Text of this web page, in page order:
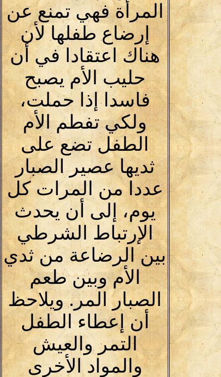
المرأة فهي تمنع عن
إرضاع طفلها لأن
هناك اعتقادا في أن
حليب الأم يصبح
فاسدا إذا حملت،
ولكي تفطم الأم
الطفل تضع على
ثديها عصير الصبار
عددا من المرات كل
يوم، إلى أن يحدث
الإرتباط الشرطي
بين الرضاعة من ثدي
الأم وبين طعم
الصبار المر. ويلاحظ
أن إعطاء الطفل
التمر والعيش
والمواد الأخرى